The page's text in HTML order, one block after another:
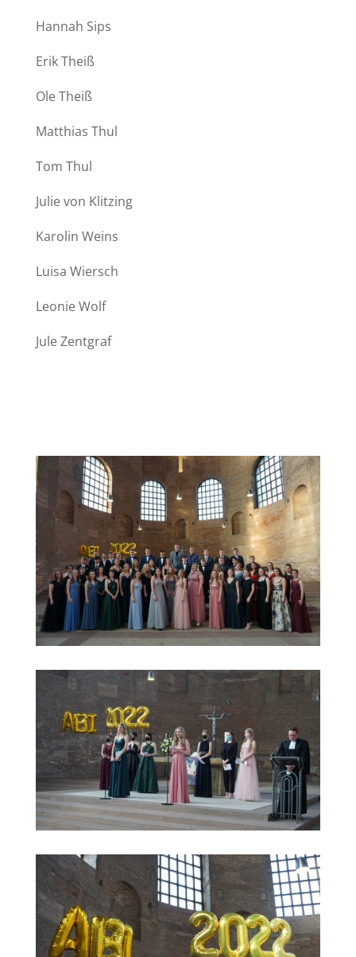
Hannah Sips
Erik Theiß
Ole Theiß
Matthias Thul
Tom Thul
Julie von Klitzing
Karolin Weins
Luisa Wiersch
Leonie Wolf
Jule Zentgraf